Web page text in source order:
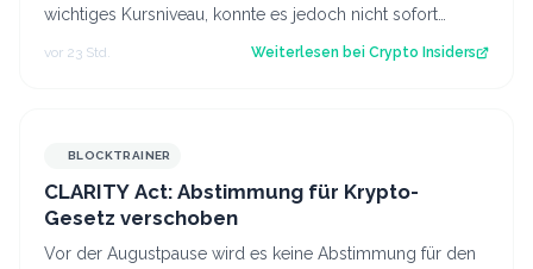
wichtiges Kursniveau, konnte es jedoch nicht sofort
vor 23 Std. Weiterlesen bei Crypto Insiders
BLOCKTRAINER
CLARITY Act: Abstimmung für Krypto-
Gesetz verschoben
Vor der Augustpause wird es keine Abstimmung für den